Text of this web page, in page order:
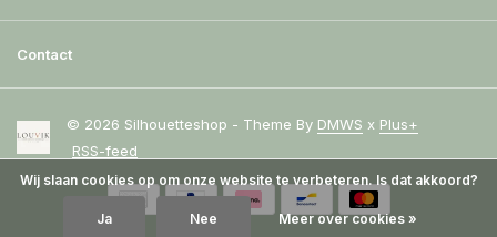
Contact
© 2026 Silhouetteshop - Theme By DMWS x Plus+
RSS-feed
Wij slaan cookies op om onze website te verbeteren. Is dat akkoord?
Ja Nee Meer over cookies »